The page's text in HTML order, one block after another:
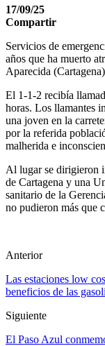
17/09/25
Compartir
Servicios de
años que ha muerto
Aparecida
El 1-1-2 recibía
horas. Los llamantes
una joven en la
por la referida
malherida e
Al lugar se dirigieron
de Cartagena y una
sanitario de la
no pudieron más que
Anterior
Las estaciones low
beneficios de las
Siguiente
El Paso Azul